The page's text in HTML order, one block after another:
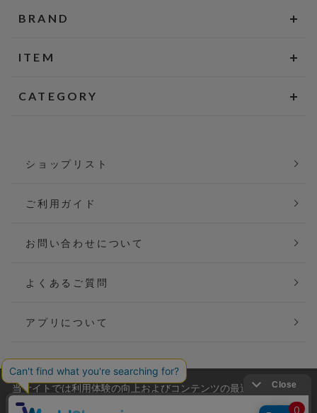
BRAND
ITEM
CATEGORY
ショップリスト
ご利用ガイド
お問い合わせについて
よくあるご質問
アプリについて
会社概要
当サイトでは利用体験の向上およびコンテンツの最適な提供、ト
ラフィックの分析を目的としてCookieを使用しています。